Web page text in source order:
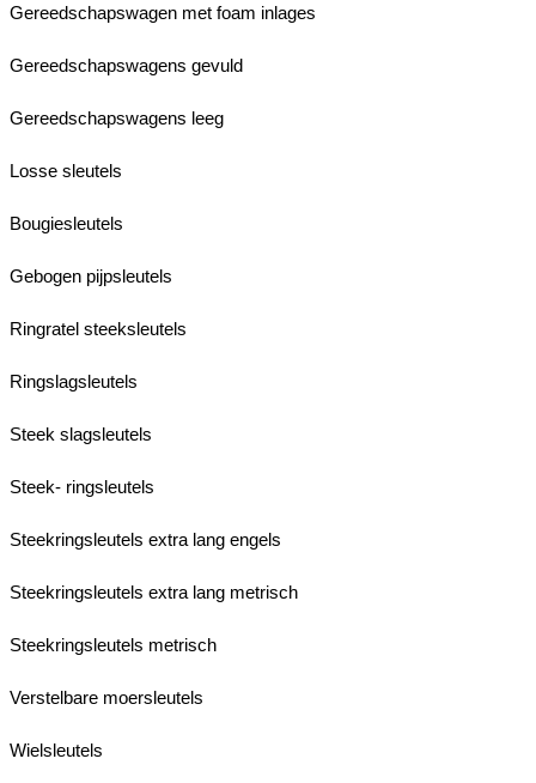
Gereedschapswagen met foam inlages
Gereedschapswagens gevuld
Gereedschapswagens leeg
Losse sleutels
Bougiesleutels
Gebogen pijpsleutels
Ringratel steeksleutels
Ringslagsleutels
Steek slagsleutels
Steek- ringsleutels
Steekringsleutels extra lang engels
Steekringsleutels extra lang metrisch
Steekringsleutels metrisch
Verstelbare moersleutels
Wielsleutels